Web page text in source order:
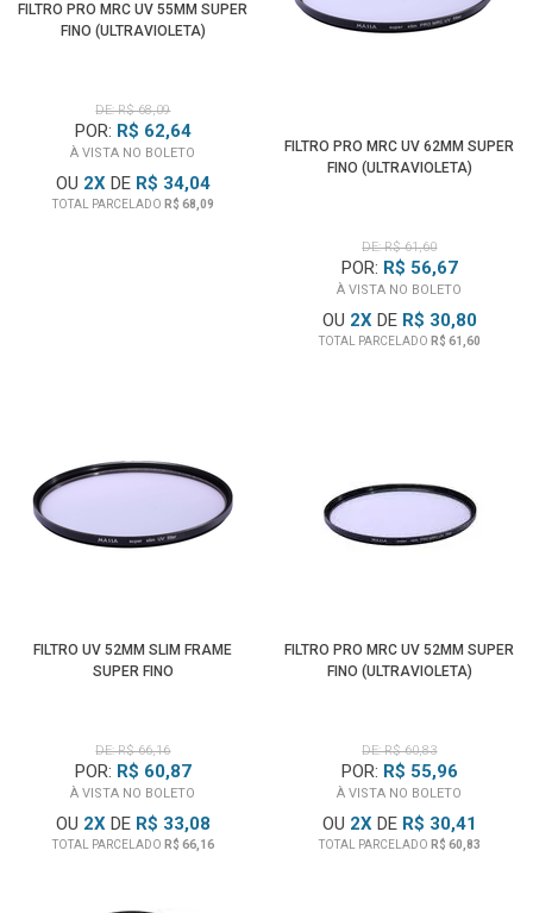
FILTRO PRO MRC UV 55MM SUPER
FINO (ULTRAVIOLETA)
DE: R$ 68,09
POR: R$ 62,64
À VISTA NO BOLETO
OU 2XDE R$ 34,04
TOTAL PARCELADO R$ 68,09
FILTRO PRO MRC UV 62MM SUPER
FINO (ULTRAVIOLETA)
DE: R$ 61,60
POR: R$ 56,67
À VISTA NO BOLETO
OU 2XDE R$ 30,80
TOTAL PARCELADO R$ 61,60
FILTRO UV 52MM SLIM FRAME
SUPER FINO
DE: R$ 66,16
POR: R$ 60,87
À VISTA NO BOLETO
OU 2XDE R$ 33,08
TOTAL PARCELADO R$ 66,16
FILTRO PRO MRC UV 52MM SUPER
FINO (ULTRAVIOLETA)
DE: R$ 60,83
POR: R$ 55,96
À VISTA NO BOLETO
OU 2XDE R$ 30,41
TOTAL PARCELADO R$ 60,83